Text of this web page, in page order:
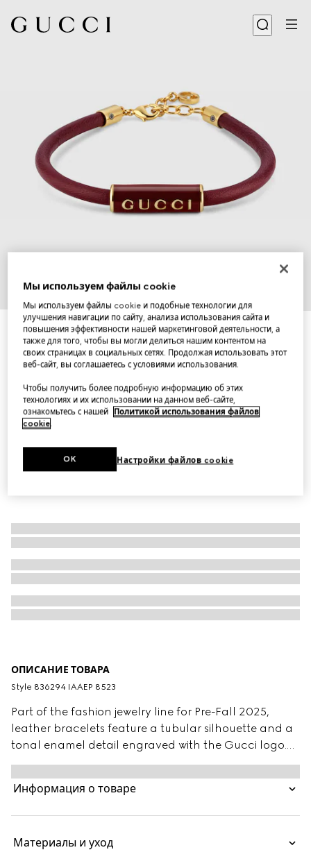
5
Bracelet with enamel Gucci
ВариантыRosso Ancora red leather
ОПИСАНИЕ ТОВАРА
Style ‎836294 IAAEP 8523
Part of the fashion jewelry line for Pre-Fall 2025,
leather bracelets feature a tubular silhouette and a
tonal enamel detail engraved with the Gucci logo.
Gold-toned elements and a clasp closure with the
Round Interlocking G complete the design. This
variation appears in Rosso Ancora red leather.
Информация о товаре
Материалы и уход
Мы используем файлы cookie
Мы используем файлы cookie и подобные технологии для
улучшения навигации по сайту, анализа использования сайта и
повышения эффективности нашей маркетинговой деятельности, а
также для того, чтобы вы могли делиться нашим контентом на
своих страницах в социальных сетях. Продолжая использовать этот
веб-сайт, вы соглашаетесь с условиями использования.
Чтобы получить более подробную информацию об этих
технологиях и их использовании на данном веб-сайте,
ознакомьтесь с нашей
Политикой использования файлов
cookie.
Настройки файлов cookie
OK